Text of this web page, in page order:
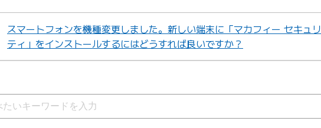
スマートフォンを機種変更しました。新しい端末に「マカフィー セキュリ
ティ」をインストールするにはどうすれば良いですか？